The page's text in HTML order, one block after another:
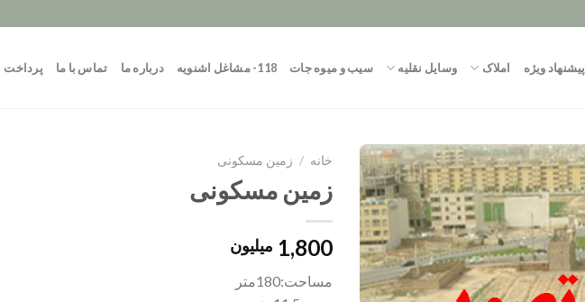
پیشنهاد ویژه املاک وسایل نقلیه سیب و میوه جات 118- مشاغل اشنویه درباره ما تماس با ما پرداخت
خانه / زمین مسکونی
زمین مسکونی
1,800 میلیون
مساحت:180متر